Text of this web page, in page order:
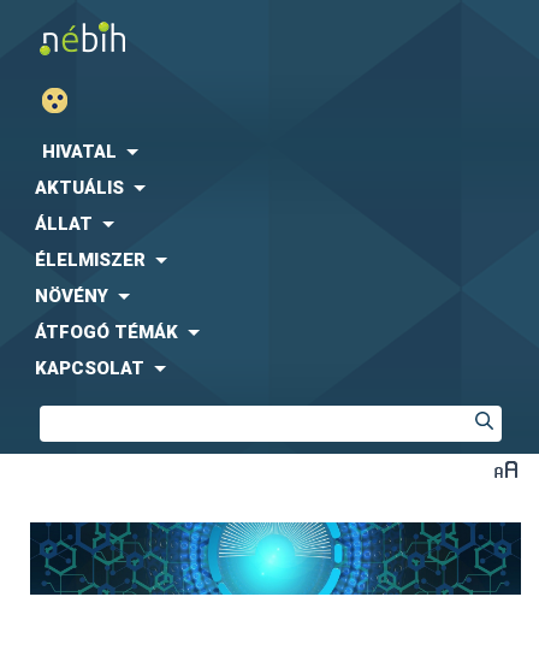
HIVATAL
AKTUÁLIS
ÁLLAT
ÉLELMISZER
NÖVÉNY
ÁTFOGÓ TÉMÁK
KAPCSOLAT